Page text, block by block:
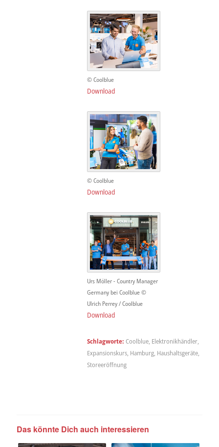
© Coolblue
Download
© Coolblue
Download
Urs Möller - Country Manager
Germany bei Coolblue ©
Ulrich Perrey / Coolblue
Download
Schlagworte: Coolblue, Elektronikhändler,
Expansionskurs, Hamburg, Haushaltsgeräte,
Storeeröffnung
Das könnte Dich auch interessieren